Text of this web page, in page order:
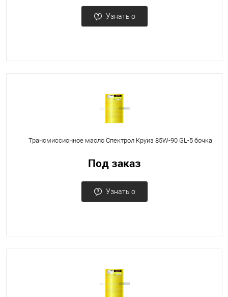
Узнать о
Трансмиссионное масло Спектрол Круиз 85W-90 GL-5 бочка
Под заказ
Узнать о